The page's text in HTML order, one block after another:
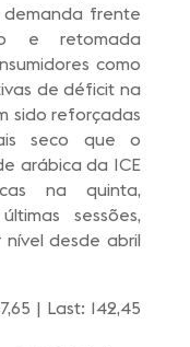
demanda frente
e retomada
como
de déficit na
sido reforçadas
seco que o
arábica da ICE
na quinta,
sessões,
desde abril
| Last: 142,45